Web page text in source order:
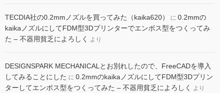
刷が可能。 筐体付き: 高温材料などの多様のフィラメントを対応できます。
自動ベッドレベリング: 造形失敗を減らし、3Dプリントがもっと簡単に。 組
立簡単: 簡単なセットアップで、すぐに造形開始。初心者から上級者まで、誰
でも手間なく使えます。 対応フィラメント: ...
TECDIA社の0.2mmノズルを買ってみた（kaika620） に 0.2mmの
kaikaノズルにしてFDM型3Dプリンターでエンボス型をつくってみ
た – 不器用貧乏によろしく
より
DESIGNSPARK MECHANICALとお別れしたので、FreeCADを導入
してみることにした に 0.2mmのkaikaノズルにしてFDM型3Dプリン
ターしてエンボス型をつくってみた – 不器用貧乏によろしく
より